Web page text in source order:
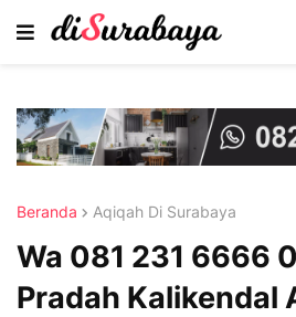
Beranda Aqiqah Di Surabaya
Wa 081 231 6666
Pradah Kalikendal